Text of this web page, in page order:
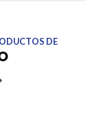
DE